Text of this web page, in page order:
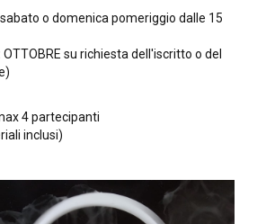
sabato o domenica pomeriggio dalle 15
OTTOBRE su richiesta dell'iscritto o del
4 partecipanti
inclusi)